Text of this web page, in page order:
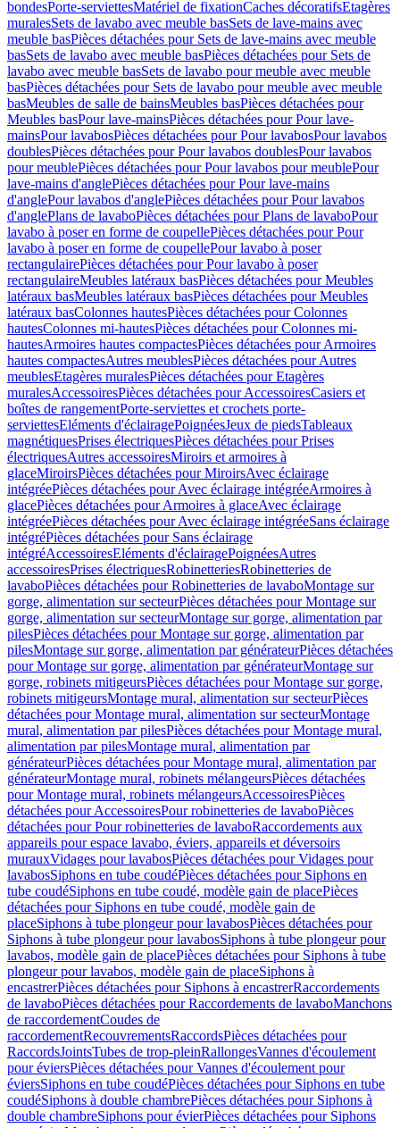
bondesPorte-serviettesMatériel de fixationCaches décoratifsEtagères
muralesSets de lavabo avec meuble basSets de lave-mains avec
meuble basPièces détachées pour Sets de lave-mains avec meuble
basSets de lavabo avec meuble basPièces détachées pour Sets de
lavabo avec meuble basSets de lavabo pour meuble avec meuble
basPièces détachées pour Sets de lavabo pour meuble avec meuble
basMeubles de salle de bainsMeubles basPièces détachées pour
Meubles basPour lave-mainsPièces détachées pour Pour lave-
mainsPour lavabosPièces détachées pour Pour lavabosPour lavabos
doublesPièces détachées pour Pour lavabos doublesPour lavabos
pour meublePièces détachées pour Pour lavabos pour meublePour
lave-mains d'anglePièces détachées pour Pour lave-mains
d'anglePour lavabos d'anglePièces détachées pour Pour lavabos
d'anglePlans de lavaboPièces détachées pour Plans de lavaboPour
lavabo à poser en forme de coupellePièces détachées pour Pour
lavabo à poser en forme de coupellePour lavabo à poser
rectangulairePièces détachées pour Pour lavabo à poser
rectangulaireMeubles latéraux basPièces détachées pour Meubles
latéraux basMeubles latéraux basPièces détachées pour Meubles
latéraux basColonnes hautesPièces détachées pour Colonnes
hautesColonnes mi-hautesPièces détachées pour Colonnes mi-
hautesArmoires hautes compactesPièces détachées pour Armoires
hautes compactesAutres meublesPièces détachées pour Autres
meublesEtagères muralesPièces détachées pour Etagères
muralesAccessoiresPièces détachées pour AccessoiresCasiers et
boîtes de rangementPorte-serviettes et crochets porte-
serviettesEléments d'éclairagePoignéesJeux de piedsTableaux
magnétiquesPrises électriquesPièces détachées pour Prises
électriquesAutres accessoiresMiroirs et armoires à
glaceMiroirsPièces détachées pour MiroirsAvec éclairage
intégréePièces détachées pour Avec éclairage intégréeArmoires à
glacePièces détachées pour Armoires à glaceAvec éclairage
intégréePièces détachées pour Avec éclairage intégréeSans éclairage
intégréPièces détachées pour Sans éclairage
intégréAccessoiresEléments d'éclairagePoignéesAutres
accessoiresPrises électriquesRobinetteriesRobinetteries de
lavaboPièces détachées pour Robinetteries de lavaboMontage sur
gorge, alimentation sur secteurPièces détachées pour Montage sur
gorge, alimentation sur secteurMontage sur gorge, alimentation par
pilesPièces détachées pour Montage sur gorge, alimentation par
pilesMontage sur gorge, alimentation par générateurPièces détachées
pour Montage sur gorge, alimentation par générateurMontage sur
gorge, robinets mitigeursPièces détachées pour Montage sur gorge,
robinets mitigeursMontage mural, alimentation sur secteurPièces
détachées pour Montage mural, alimentation sur secteurMontage
mural, alimentation par pilesPièces détachées pour Montage mural,
alimentation par pilesMontage mural, alimentation par
générateurPièces détachées pour Montage mural, alimentation par
générateurMontage mural, robinets mélangeursPièces détachées
pour Montage mural, robinets mélangeursAccessoiresPièces
détachées pour AccessoiresPour robinetteries de lavaboPièces
détachées pour Pour robinetteries de lavaboRaccordements aux
appareils pour espace lavabo, éviers, appareils et déversoirs
murauxVidages pour lavabosPièces détachées pour Vidages pour
lavabosSiphons en tube coudéPièces détachées pour Siphons en
tube coudéSiphons en tube coudé, modèle gain de placePièces
détachées pour Siphons en tube coudé, modèle gain de
placeSiphons à tube plongeur pour lavabosPièces détachées pour
Siphons à tube plongeur pour lavabosSiphons à tube plongeur pour
lavabos, modèle gain de placePièces détachées pour Siphons à tube
plongeur pour lavabos, modèle gain de placeSiphons à
encastrerPièces détachées pour Siphons à encastrerRaccordements
de lavaboPièces détachées pour Raccordements de lavaboManchons
de raccordementCoudes de
raccordementRecouvrementsRaccordsPièces détachées pour
RaccordsJointsTubes de trop-pleinRallongesVannes d'écoulement
pour éviersPièces détachées pour Vannes d'écoulement pour
éviersSiphons en tube coudéPièces détachées pour Siphons en tube
coudéSiphons à double chambrePièces détachées pour Siphons à
double chambreSiphons pour évierPièces détachées pour Siphons